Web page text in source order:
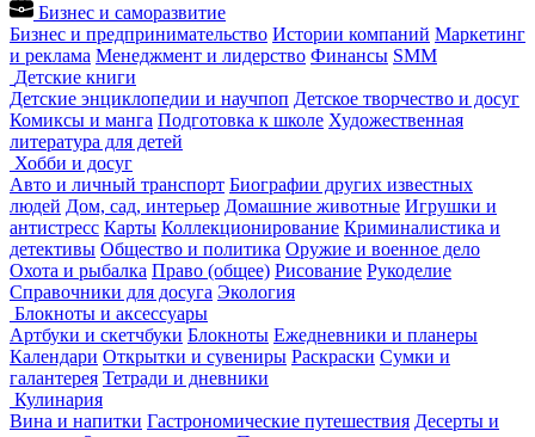
Бизнес и саморазвитие
Бизнес и предпринимательство Истории компаний Маркетинг
и реклама Менеджмент и лидерство Финансы SMM
Детские книги
Детские энциклопедии и научпоп Детское творчество и досуг
Комиксы и манга Подготовка к школе Художественная
литература для детей
Хобби и досуг
Авто и личный транспорт Биографии других известных
людей Дом, сад, интерьер Домашние животные Игрушки и
антистресс Карты Коллекционирование Криминалистика и
детективы Общество и политика Оружие и военное дело
Охота и рыбалка Право (общее) Рисование Рукоделие
Справочники для досуга Экология
Блокноты и аксессуары
Артбуки и скетчбуки Блокноты Ежедневники и планеры
Календари Открытки и сувениры Раскраски Сумки и
галантерея Тетради и дневники
Кулинария
Вина и напитки Гастрономические путешествия Десерты и